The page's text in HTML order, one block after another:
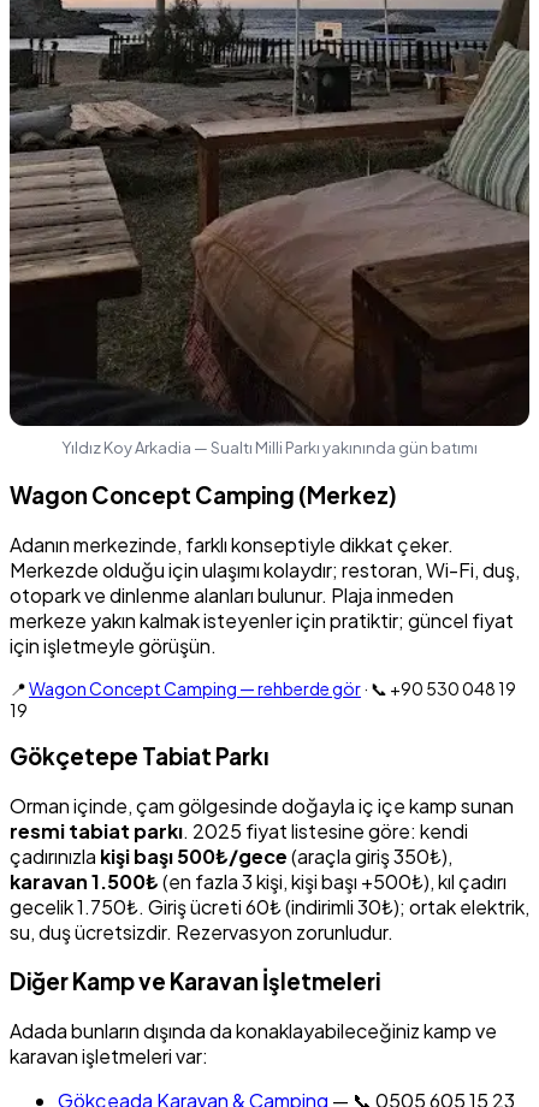
Yıldız Koy Arkadia — Sualtı Milli Parkı yakınında gün batımı
Wagon Concept Camping (Merkez)
Adanın merkezinde, farklı konseptiyle dikkat çeker.
Merkezde olduğu için ulaşımı kolaydır; restoran, Wi-Fi, duş,
otopark ve dinlenme alanları bulunur. Plaja inmeden
merkeze yakın kalmak isteyenler için pratiktir; güncel fiyat
için işletmeyle görüşün.
📍Wagon Concept Camping — rehberde gör· 📞 +90 530 048 19
19
Gökçetepe Tabiat Parkı
Orman içinde, çam gölgesinde doğayla iç içe kamp sunan
resmi tabiat parkı. 2025 fiyat listesine göre: kendi
çadırınızla kişi başı 500₺/gece(araçla giriş 350₺),
karavan 1.500₺(en fazla 3 kişi, kişi başı +500₺), kıl çadırı
gecelik 1.750₺. Giriş ücreti 60₺ (indirimli 30₺); ortak elektrik,
su, duş ücretsizdir. Rezervasyon zorunludur.
Diğer Kamp ve Karavan İşletmeleri
Adada bunların dışında da konaklayabileceğiniz kamp ve
karavan işletmeleri var:
Gökçeada Karavan & Camping — 📞 0505 605 15 23